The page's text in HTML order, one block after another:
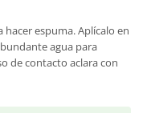
espuma. Aplícalo en
agua para
de contacto aclara con